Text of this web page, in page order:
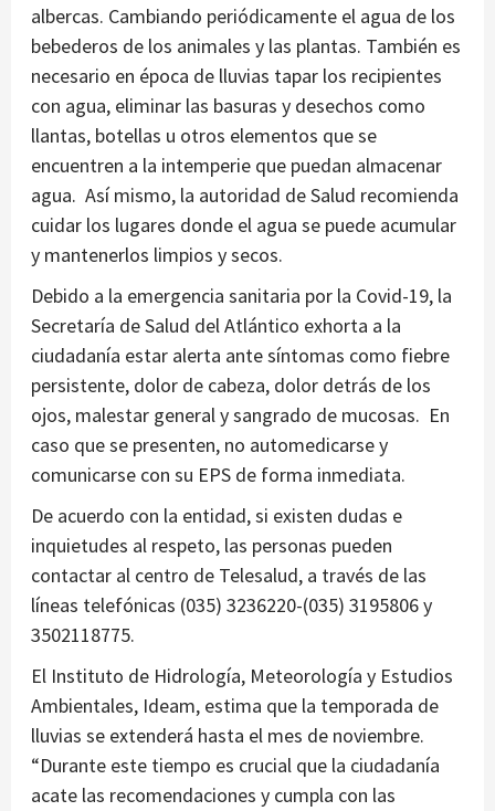
albercas. Cambiando periódicamente el agua de los
bebederos de los animales y las plantas. También es
necesario en época de lluvias tapar los recipientes
con agua, eliminar las basuras y desechos como
llantas, botellas u otros elementos que se
encuentren a la intemperie que puedan almacenar
agua. Así mismo, la autoridad de Salud recomienda
cuidar los lugares donde el agua se puede acumular
y mantenerlos limpios y secos.
Debido a la emergencia sanitaria por la Covid-19, la
Secretaría de Salud del Atlántico exhorta a la
ciudadanía estar alerta ante síntomas como fiebre
persistente, dolor de cabeza, dolor detrás de los
ojos, malestar general y sangrado de mucosas. En
caso que se presenten, no automedicarse y
comunicarse con su EPS de forma inmediata.
De acuerdo con la entidad, si existen dudas e
inquietudes al respeto, las personas pueden
contactar al centro de Telesalud, a través de las
líneas telefónicas (035) 3236220-(035) 3195806 y
3502118775.
El Instituto de Hidrología, Meteorología y Estudios
Ambientales, Ideam, estima que la temporada de
lluvias se extenderá hasta el mes de noviembre.
“Durante este tiempo es crucial que la ciudadanía
acate las recomendaciones y cumpla con las